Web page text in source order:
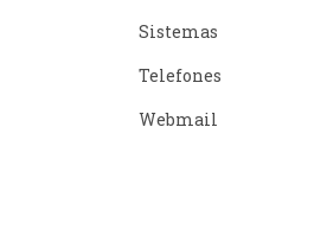
Sistemas
Telefones
Webmail